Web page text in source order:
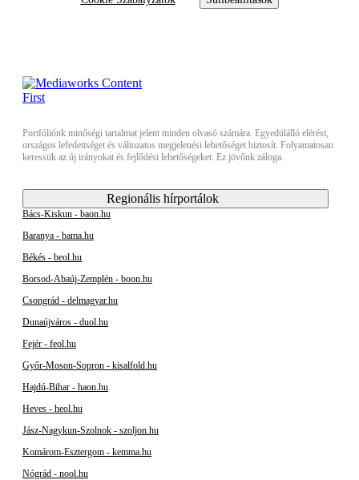
Portfóliónk minőségi tartalmat jelent minden olvasó számára. Egyedülálló elérést,
országos lefedettséget és változatos megjelenési lehetőséget biztosít. Folyamatosan
keressük az új irányokat és fejlődési lehetőségeket. Ez jövőnk záloga.
Regionális hírportálok
Bács-Kiskun - baon.hu
Baranya - bama.hu
Békés - beol.hu
Borsod-Abaúj-Zemplén - boon.hu
Csongrád - delmagyar.hu
Dunaújváros - duol.hu
Fejér - feol.hu
Győr-Moson-Sopron - kisalfold.hu
Hajdú-Bihar - haon.hu
Heves - heol.hu
Jász-Nagykun-Szolnok - szoljon.hu
Komárom-Esztergom - kemma.hu
Nógrád - nool.hu